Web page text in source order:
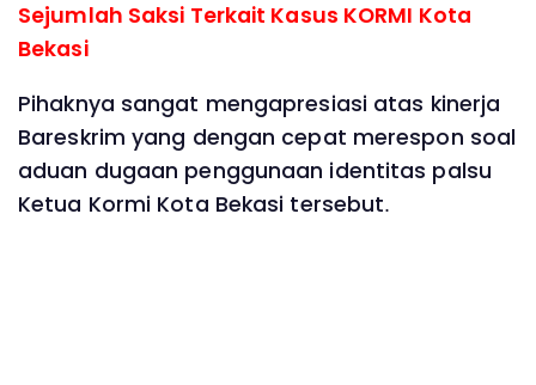
Sejumlah Saksi Terkait Kasus KORMI Kota
Bekasi
Pihaknya sangat mengapresiasi atas kinerja
Bareskrim yang dengan cepat merespon soal
aduan dugaan penggunaan identitas palsu
Ketua Kormi Kota Bekasi tersebut.